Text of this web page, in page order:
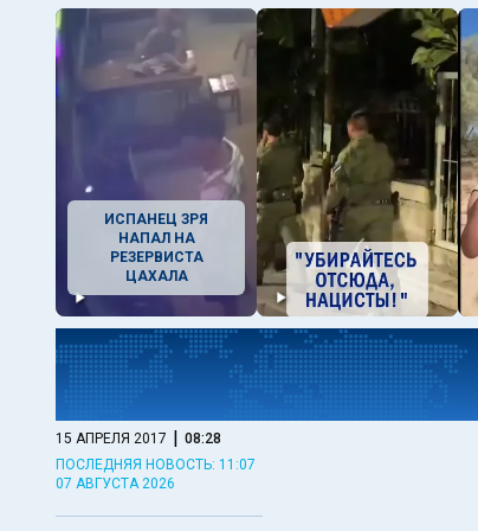
ИСПАНЕЦ ЗРЯ
НАПАЛ НА
РЕЗЕРВИСТА
ЦАХАЛА
15 АПРЕЛЯ 2017 | 08:28
ПОСЛЕДНЯЯ НОВОСТЬ: 11:07
07 АВГУСТА 2026